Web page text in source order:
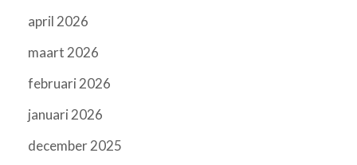
april 2026
maart 2026
februari 2026
januari 2026
december 2025